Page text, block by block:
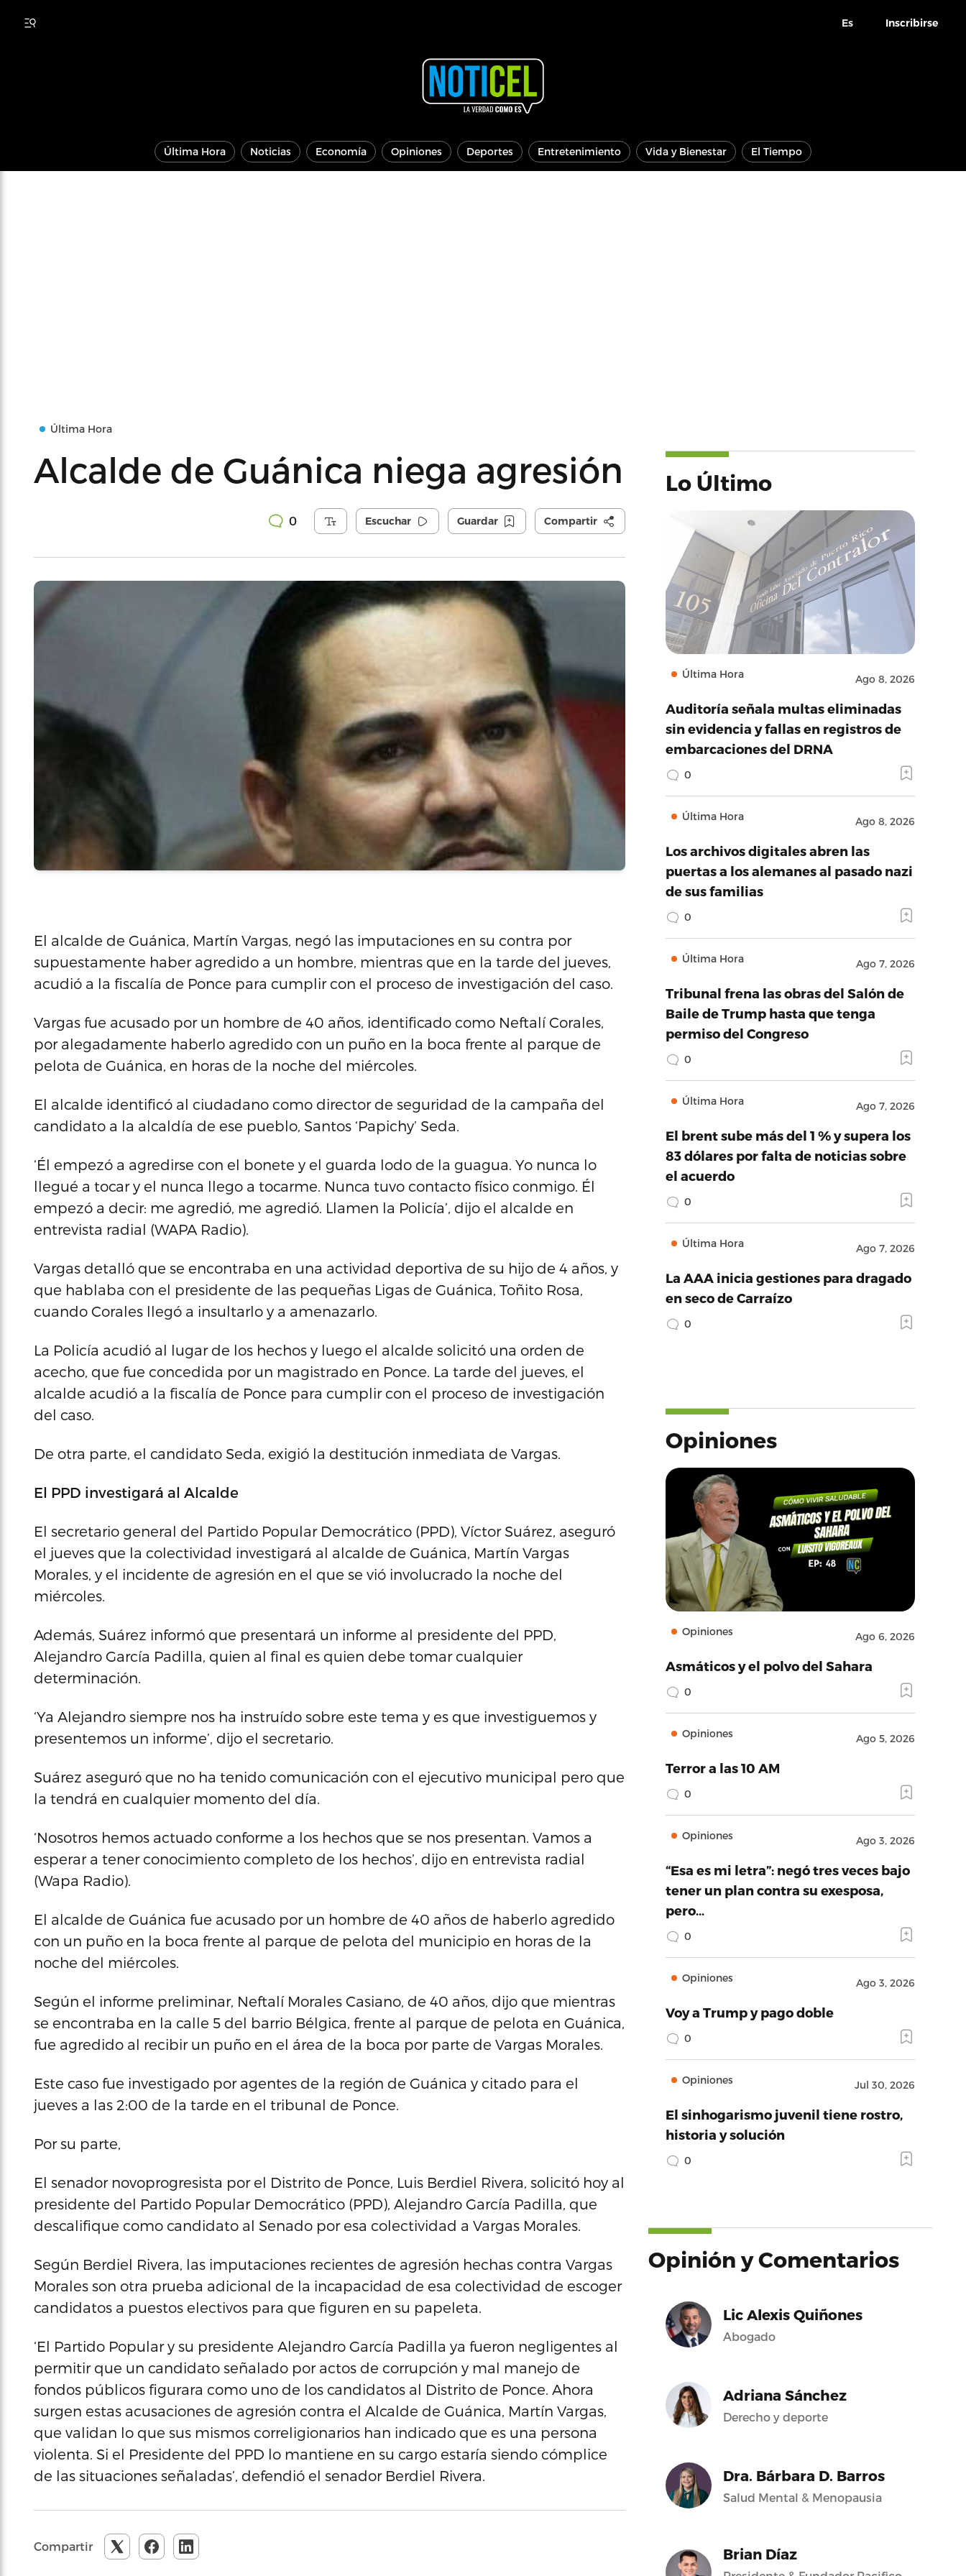
Es Inscribirse
Última Hora Noticias Economía Opiniones Deportes Entretenimiento Vida y Bienestar El Tiempo
Última Hora
Alcalde de Guánica niega agresión
0 Escuchar Guardar Compartir
El alcalde de Guánica, Martín Vargas, negó las imputaciones en su contra por
supuestamente haber agredido a un hombre, mientras que en la tarde del jueves,
acudió a la fiscalía de Ponce para cumplir con el proceso de investigación del caso.
Vargas fue acusado por un hombre de 40 años, identificado como Neftalí Corales,
por alegadamente haberlo agredido con un puño en la boca frente al parque de
pelota de Guánica, en horas de la noche del miércoles.
El alcalde identificó al ciudadano como director de seguridad de la campaña del
candidato a la alcaldía de ese pueblo, Santos ‘Papichy’ Seda.
‘Él empezó a agredirse con el bonete y el guarda lodo de la guagua. Yo nunca lo
llegué a tocar y el nunca llego a tocarme. Nunca tuvo contacto físico conmigo. Él
empezó a decir: me agredió, me agredió. Llamen la Policía’, dijo el alcalde en
entrevista radial (WAPA Radio).
Vargas detalló que se encontraba en una actividad deportiva de su hijo de 4 años, y
que hablaba con el presidente de las pequeñas Ligas de Guánica, Toñito Rosa,
cuando Corales llegó a insultarlo y a amenazarlo.
La Policía acudió al lugar de los hechos y luego el alcalde solicitó una orden de
acecho, que fue concedida por un magistrado en Ponce. La tarde del jueves, el
alcalde acudió a la fiscalía de Ponce para cumplir con el proceso de investigación
del caso.
De otra parte, el candidato Seda, exigió la destitución inmediata de Vargas.
El PPD investigará al Alcalde
El secretario general del Partido Popular Democrático (PPD), Víctor Suárez, aseguró
el jueves que la colectividad investigará al alcalde de Guánica, Martín Vargas
Morales, y el incidente de agresión en el que se vió involucrado la noche del
miércoles.
Además, Suárez informó que presentará un informe al presidente del PPD,
Alejandro García Padilla, quien al final es quien debe tomar cualquier
determinación.
‘Ya Alejandro siempre nos ha instruído sobre este tema y es que investiguemos y
presentemos un informe’, dijo el secretario.
Suárez aseguró que no ha tenido comunicación con el ejecutivo municipal pero que
la tendrá en cualquier momento del día.
‘Nosotros hemos actuado conforme a los hechos que se nos presentan. Vamos a
esperar a tener conocimiento completo de los hechos’, dijo en entrevista radial
(Wapa Radio).
El alcalde de Guánica fue acusado por un hombre de 40 años de haberlo agredido
con un puño en la boca frente al parque de pelota del municipio en horas de la
noche del miércoles.
Según el informe preliminar, Neftalí Morales Casiano, de 40 años, dijo que mientras
se encontraba en la calle 5 del barrio Bélgica, frente al parque de pelota en Guánica,
fue agredido al recibir un puño en el área de la boca por parte de Vargas Morales.
Este caso fue investigado por agentes de la región de Guánica y citado para el
jueves a las 2:00 de la tarde en el tribunal de Ponce.
Por su parte,
El senador novoprogresista por el Distrito de Ponce, Luis Berdiel Rivera, solicitó hoy al
presidente del Partido Popular Democrático (PPD), Alejandro García Padilla, que
descalifique como candidato al Senado por esa colectividad a Vargas Morales.
Según Berdiel Rivera, las imputaciones recientes de agresión hechas contra Vargas
Morales son otra prueba adicional de la incapacidad de esa colectividad de escoger
candidatos a puestos electivos para que figuren en su papeleta.
‘El Partido Popular y su presidente Alejandro García Padilla ya fueron negligentes al
permitir que un candidato señalado por actos de corrupción y mal manejo de
fondos públicos figurara como uno de los candidatos al Distrito de Ponce. Ahora
surgen estas acusaciones de agresión contra el Alcalde de Guánica, Martín Vargas,
que validan lo que sus mismos correligionarios han indicado que es una persona
violenta. Si el Presidente del PPD lo mantiene en su cargo estaría siendo cómplice
de las situaciones señaladas’, defendió el senador Berdiel Rivera.
Compartir
Lo Último
Última Hora Ago 8, 2026
Auditoría señala multas eliminadas
sin evidencia y fallas en registros de
embarcaciones del DRNA
0
Última Hora Ago 8, 2026
Los archivos digitales abren las
puertas a los alemanes al pasado nazi
de sus familias
0
Última Hora Ago 7, 2026
Tribunal frena las obras del Salón de
Baile de Trump hasta que tenga
permiso del Congreso
0
Última Hora Ago 7, 2026
El brent sube más del 1 % y supera los
83 dólares por falta de noticias sobre
el acuerdo
0
Última Hora Ago 7, 2026
La AAA inicia gestiones para dragado
en seco de Carraízo
0
Opiniones
Opiniones Ago 6, 2026
Asmáticos y el polvo del Sahara
0
Opiniones Ago 5, 2026
Terror a las 10 AM
0
Opiniones Ago 3, 2026
“Esa es mi letra”: negó tres veces bajo
tener un plan contra su exesposa,
pero…
0
Opiniones Ago 3, 2026
Voy a Trump y pago doble
0
Opiniones Jul 30, 2026
El sinhogarismo juvenil tiene rostro,
historia y solución
0
Opinión y Comentarios
Lic Alexis Quiñones
Abogado
Adriana Sánchez
Derecho y deporte
Dra. Bárbara D. Barros
Salud Mental & Menopausia
Brian Díaz